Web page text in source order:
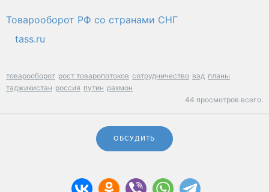
Товарооборот РФ со странами СНГ
tass.ru
товарооборот рост товаропотоков сотрудничество вэд планы
таджикистан россия путин рахмон
44 просмотров всего.
ОБСУДИТЬ